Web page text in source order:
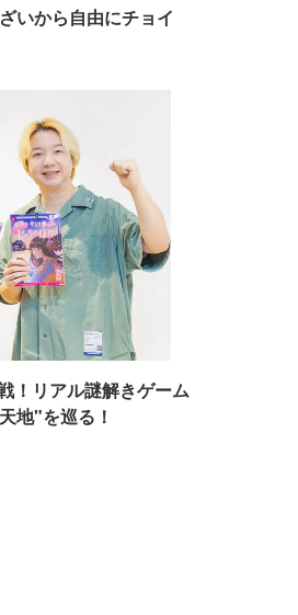
いから自由にチョイ
！リアル謎解きゲーム
地"を巡る！